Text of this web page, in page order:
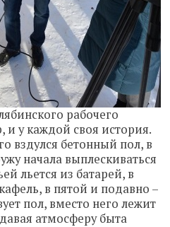
рабочего
и у каждой своя история.
вздулся бетонный пол, в
начала выплескиваться
льется из батарей, в
в пятой и подавно –
пол, вместо него лежит
атмосферу быта